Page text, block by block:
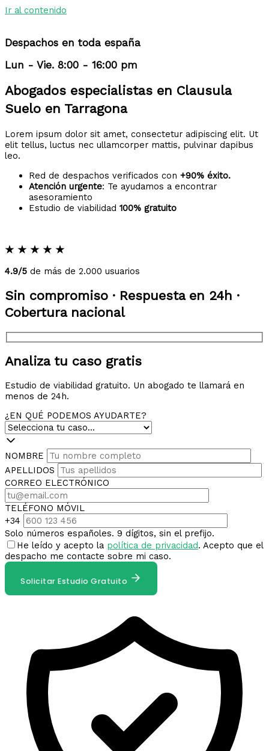
Ir al contenido
Despachos en toda españa
Lun - Vie. 8:00 - 16:00 pm
Abogados especialistas en Clausula
Suelo en Tarragona
Lorem ipsum dolor sit amet, consectetur adipiscing elit. Ut
elit tellus, luctus nec ullamcorper mattis, pulvinar dapibus
leo.
Red de despachos verificados con +90% éxito.
Atención urgente: Te ayudamos a encontrar
asesoramiento
Estudio de viabilidad 100% gratuito
★ ★ ★ ★ ★
4.9/5 de más de 2.000 usuarios
Sin compromiso · Respuesta en 24h ·
Cobertura nacional
Analiza tu caso gratis
Estudio de viabilidad gratuito. Un abogado te llamará en
menos de 24h.
¿EN QUÉ PODEMOS AYUDARTE?
NOMBRE
APELLIDOS
CORREO ELECTRÓNICO
TELÉFONO MÓVIL
+34
Solo números españoles. 9 dígitos, sin el prefijo.
He leído y acepto la política de privacidad. Acepto que el
despacho me contacte sobre mi caso.
Solicitar Estudio Gratuito